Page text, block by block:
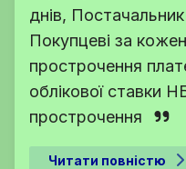
днів,
Покупцеві за
прострочення
облікової ставки
прострочення
Читати повністю